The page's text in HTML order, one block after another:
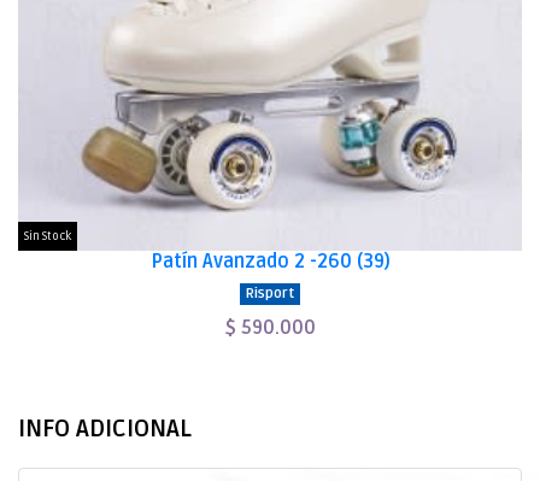
Sin Stock
Patín Avanzado 2 -260 (39)
Risport
$ 590.000
INFO ADICIONAL